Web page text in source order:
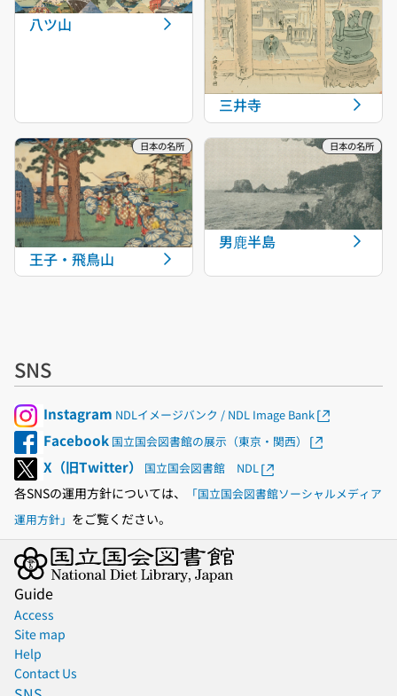
八ツ山
三井寺
王子・飛鳥山
男鹿半島
SNS
Instagram NDLイメージバンク / NDL Image Bank
Facebook 国立国会図書館の展示（東京・関西）
X（旧Twitter） 国立国会図書館 NDL
各SNSの運用方針については、
「国立国会図書館ソーシャルメディア
運用方針」 をご覧ください。
Guide
Access
Site map
Help
Contact Us